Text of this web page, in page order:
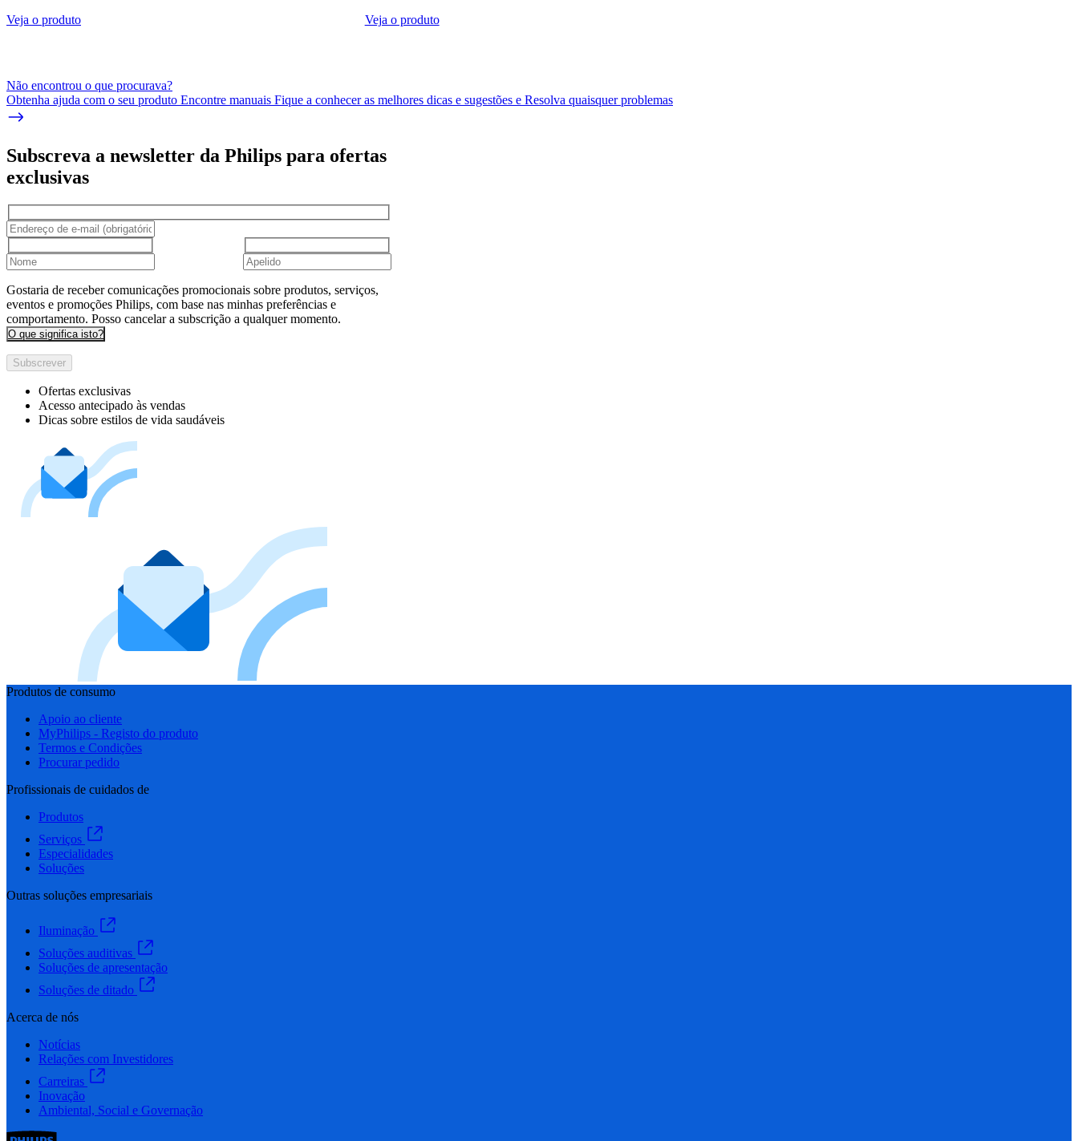
Veja o produto
Veja o produto
Não encontrou o que procurava?
Obtenha ajuda com o seu produto Encontre manuais Fique a conhecer as melhores dicas e sugestões e Resolva quaisquer problemas
Subscreva a newsletter da Philips para ofertas
exclusivas
Gostaria de receber comunicações promocionais sobre produtos, serviços,
eventos e promoções Philips, com base nas minhas preferências e
comportamento. Posso cancelar a subscrição a qualquer momento.
O que significa isto?
Subscrever
Ofertas exclusivas
Acesso antecipado às vendas
Dicas sobre estilos de vida saudáveis
Produtos de consumo
Apoio ao cliente
MyPhilips - Registo do produto
Termos e Condições
Procurar pedido
Profissionais de cuidados de
Produtos
Serviços
Especialidades
Soluções
Outras soluções empresariais
Iluminação
Soluções auditivas
Soluções de apresentação
Soluções de ditado
Acerca de nós
Notícias
Relações com Investidores
Carreiras
Inovação
Ambiental, Social e Governação